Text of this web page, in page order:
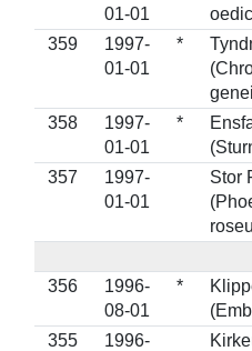
01-01
359
1997-
01-01
*
358
1997-
01-01
*
357
1997-
01-01
Stor
356
1996-
08-01
*
355
1996-